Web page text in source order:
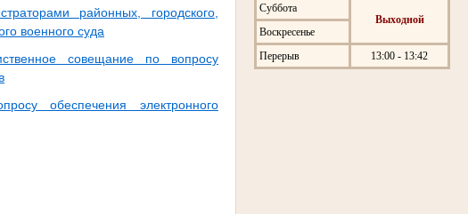
Суббота
Выходной
Воскресенье
Перерыв
13:00 - 13:42
районных, городского,
военного суда
совещание по вопросу
обеспечения электронного